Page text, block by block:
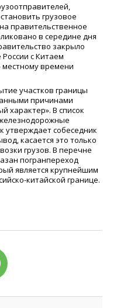
грузовое
правительственное
в середине дня
закрыло
с Китаем
местному времени
участков границы
причинами
характер». В список
утверждает собеседник
касается это только
грузов. В перечне
погранпереход
является крупнейшим
китайской границе.